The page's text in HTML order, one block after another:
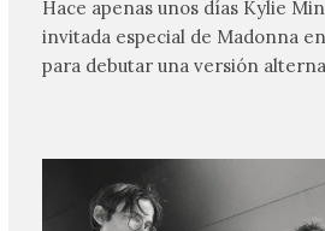
Hace apenas unos días Kylie
invitada especial de Madonna
para debutar una versión